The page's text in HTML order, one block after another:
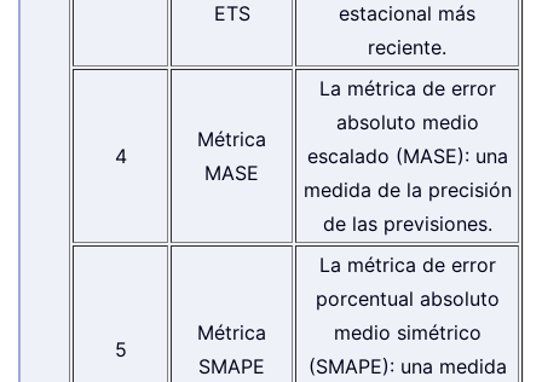
ETS
estacional más
reciente.
4
Métrica
MASE
La métrica de error
absoluto medio
escalado (MASE): una
medida de la precisión
de las previsiones.
5
Métrica
SMAPE
La métrica de error
porcentual absoluto
medio simétrico
(SMAPE): una medida